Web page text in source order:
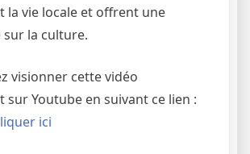
la vie locale et offrent une
sur la culture.
visionner cette vidéo
sur Youtube en suivant ce lien :
ici